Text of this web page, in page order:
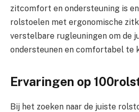
zitcomfort en ondersteuning is
rolstoelen met ergonomische
verstelbare rugleuningen om de
ondersteunen en comfortabel te
Ervaringen op
Bij het zoeken naar de juiste